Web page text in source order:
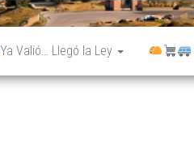
Ya Valió… Llegó la Ley